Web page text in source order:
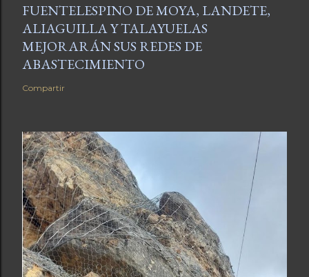
FUENTELESPINO DE MOYA, LANDETE,
ALIAGUILLA Y TALAYUELAS
MEJORARÁN SUS REDES DE
ABASTECIMIENTO
Compartir